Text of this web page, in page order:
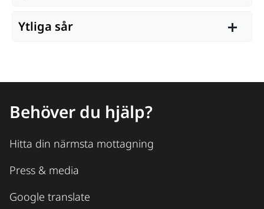
Ytliga sår
Behöver du hjälp?
Hitta din närmsta mottagning
Press & media
Google translate